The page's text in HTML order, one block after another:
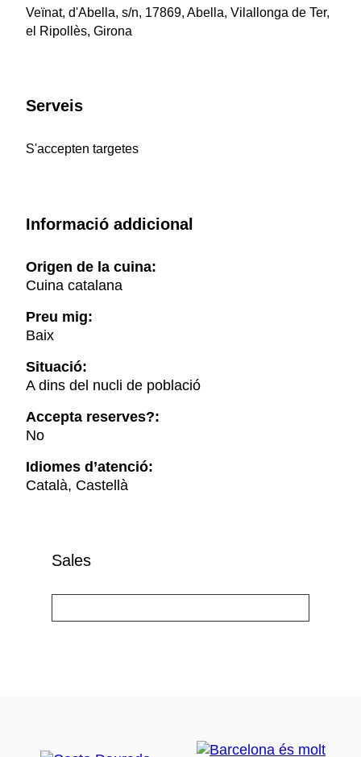
Veïnat, d'Abella, s/n, 17869, Abella, Vilallonga de Ter,
el Ripollès, Girona
Serveis
S'accepten targetes
Informació addicional
Origen de la cuina:
Cuina catalana
Preu mig:
Baix
Situació:
A dins del nucli de població
Accepta reserves?:
No
Idiomes d’atenció:
Català, Castellà
Sales